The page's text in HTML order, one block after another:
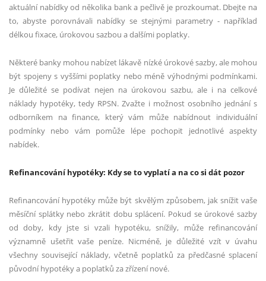
aktuální nabídky od několika bank a pečlivě je prozkoumat. Dbejte na
to, abyste porovnávali nabídky se stejnými parametry - například
délkou fixace, úrokovou sazbou a dalšími poplatky.
Některé banky mohou nabízet lákavě nízké úrokové sazby, ale mohou
být spojeny s vyššími poplatky nebo méně výhodnými podmínkami.
Je důležité se podívat nejen na úrokovou sazbu, ale i na celkové
náklady hypotéky, tedy RPSN. Zvažte i možnost osobního jednání s
odborníkem na finance, který vám může nabídnout individuální
podmínky nebo vám pomůže lépe pochopit jednotlivé aspekty
nabídek.
Refinancování hypotéky: Kdy se to vyplatí a na co si dát pozor
Refinancování hypotéky může být skvělým způsobem, jak snížit vaše
měsíční splátky nebo zkrátit dobu splácení. Pokud se úrokové sazby
od doby, kdy jste si vzali hypotéku, snížily, může refinancování
významně ušetřit vaše peníze. Nicméně, je důležité vzít v úvahu
všechny související náklady, včetně poplatků za předčasné splacení
původní hypotéky a poplatků za zřízení nové.